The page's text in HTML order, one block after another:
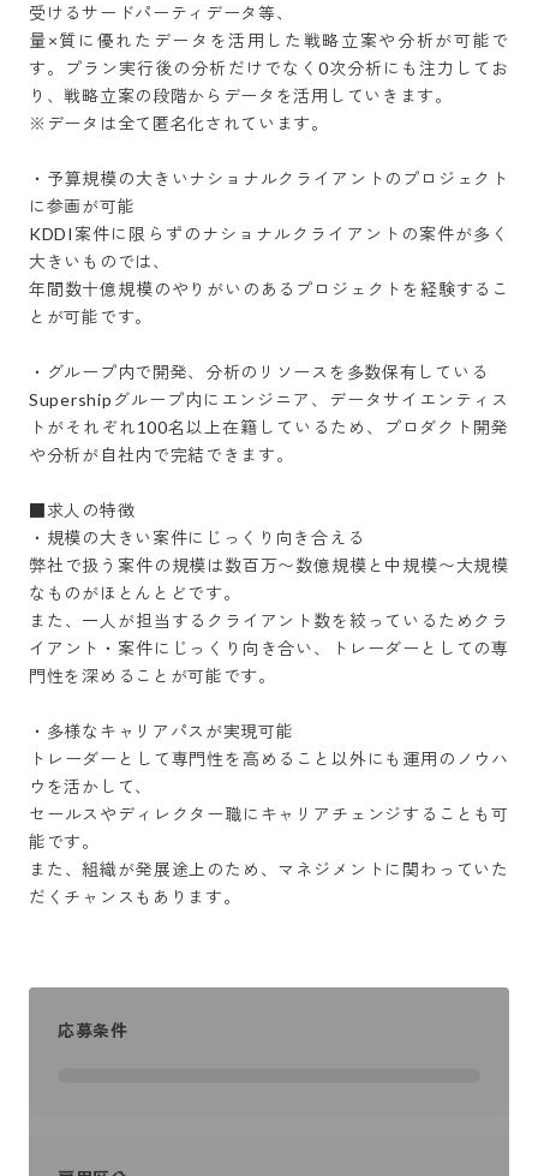
受けるサードパーティデータ等、
量×質に優れたデータを活用した戦略立案や分析が可能で
す。プラン実行後の分析だけでなく0次分析にも注力してお
り、戦略立案の段階からデータを活用していきます。
※データは全て匿名化されています。
・予算規模の大きいナショナルクライアントのプロジェクト
に参画が可能
KDDI案件に限らずのナショナルクライアントの案件が多く
大きいものでは、
年間数十億規模のやりがいのあるプロジェクトを経験するこ
とが可能です。
・グループ内で開発、分析のリソースを多数保有している
Supershipグループ内にエンジニア、データサイエンティス
トがそれぞれ100名以上在籍しているため、プロダクト開発
や分析が自社内で完結できます。
■求人の特徴
・規模の大きい案件にじっくり向き合える
弊社で扱う案件の規模は数百万〜数億規模と中規模〜大規模
なものがほとんとどです。
また、一人が担当するクライアント数を絞っているためクラ
イアント・案件にじっくり向き合い、トレーダーとしての専
門性を深めることが可能です。
・多様なキャリアパスが実現可能
トレーダーとして専門性を高めること以外にも運用のノウハ
ウを活かして、
セールスやディレクター職にキャリアチェンジすることも可
能です。
また、組織が発展途上のため、マネジメントに関わっていた
だくチャンスもあります。
応募条件